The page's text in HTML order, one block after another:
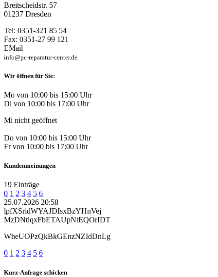
Breitscheidstr. 57
01237 Dresden
Tel: 0351-321 85 54
Fax: 0351-27 99 121
EMail
info@pc-reparatur-center.de
Wir öffnen für Sie:
Mo von 10:00 bis 15:00 Uhr
Di von 10:00 bis 17:00 Uhr
Mi nicht geöffnet
Do von 10:00 bis 15:00 Uhr
Fr von 10:00 bis 17:00 Uhr
Kundenmeinungen
19 Einträge
0 1 2 3 4 5 6
25.07.2026 20:58
lpfXSridWYAJDIsxBzYHnVej
MzDNtlqxFbETAUpNtEQOrIDT
WheUOPzQkBkGEnzNZIdDnLg
0 1 2 3 4 5 6
Kurz-Anfrage schicken